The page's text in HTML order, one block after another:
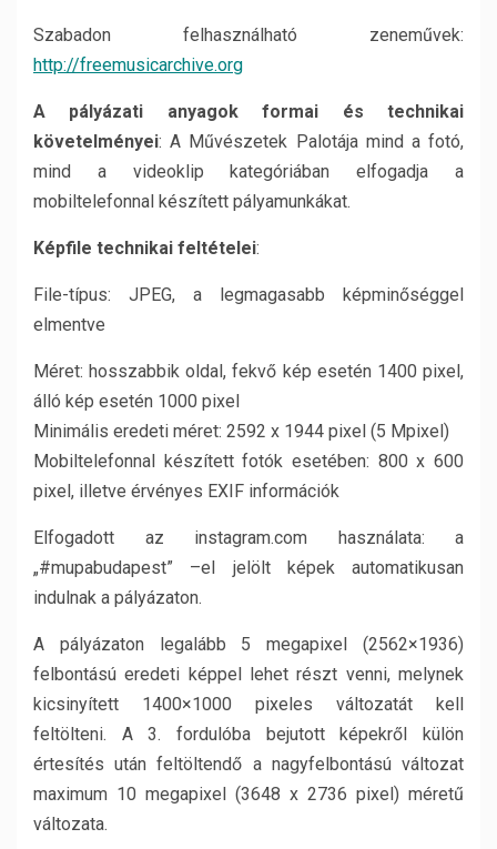
Szabadon felhasználható zeneművek:
http://freemusicarchive.org
A pályázati anyagok formai és technikai
követelményei: A Művészetek Palotája mind a fotó,
mind a videoklip kategóriában elfogadja a
mobiltelefonnal készített pályamunkákat.
Képfile technikai feltételei:
File-típus: JPEG, a legmagasabb képminőséggel
elmentve
Méret: hosszabbik oldal, fekvő kép esetén 1400 pixel,
álló kép esetén 1000 pixel
Minimális eredeti méret: 2592 x 1944 pixel (5 Mpixel)
Mobiltelefonnal készített fotók esetében: 800 x 600
pixel, illetve érvényes EXIF információk
Elfogadott az instagram.com használata: a
„#mupabudapest” –el jelölt képek automatikusan
indulnak a pályázaton.
A pályázaton legalább 5 megapixel (2562×1936)
felbontású eredeti képpel lehet részt venni, melynek
kicsinyített 1400×1000 pixeles változatát kell
feltölteni. A 3. fordulóba bejutott képekről külön
értesítés után feltöltendő a nagyfelbontású változat
maximum 10 megapixel (3648 x 2736 pixel) méretű
változata.